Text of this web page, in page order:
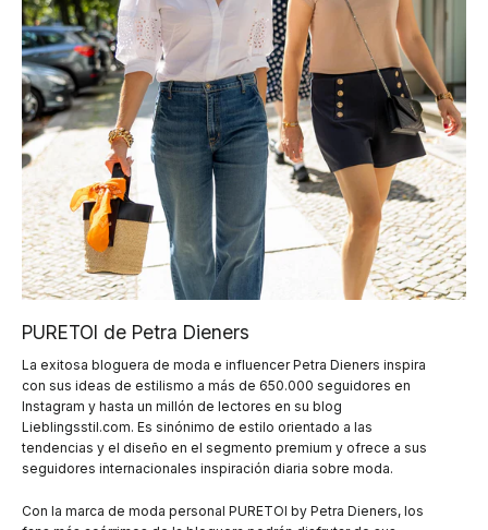
PURETOI de Petra Dieners
La exitosa bloguera de moda e influencer Petra Dieners inspira
con sus ideas de estilismo a más de 650.000 seguidores en
Instagram y hasta un millón de lectores en su blog
Lieblingsstil.com. Es sinónimo de estilo orientado a las
tendencias y el diseño en el segmento premium y ofrece a sus
seguidores internacionales inspiración diaria sobre moda.
Con la marca de moda personal PURETOI by Petra Dieners, los